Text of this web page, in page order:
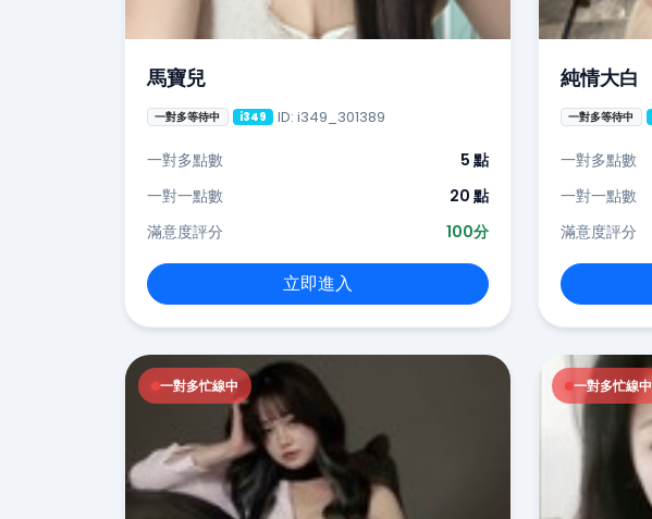
馬寶兒
一對多等待中 i349 ID: i349_301389
一對多點數
5 點
一對一點數
20 點
滿意度評分
100分
立即進入
純情大白
一對多等待中
一對多點數
一對一點數
滿意度評分
一對多忙線中 一對多忙線中